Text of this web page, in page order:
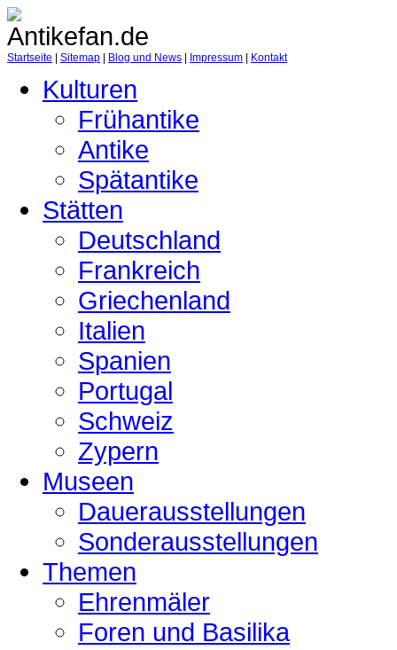
Startseite Sitemap Blog und News Impressum Kontakt
Kulturen
Frühantike
Antike
Spätantike
Stätten
Deutschland
Frankreich
Griechenland
Italien
Spanien
Portugal
Schweiz
Zypern
Museen
Dauerausstellungen
Sonderausstellungen
Themen
Ehrenmäler
Foren und Basilika